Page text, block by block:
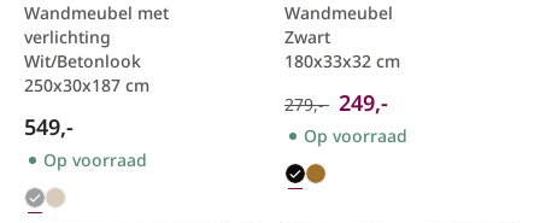
Wandmeubel met
verlichting
Wit/Betonlook
250x30x187 cm
549,-
Op voorraad
Wandmeubel
Zwart
180x33x32 cm
279,- 249,-
Op voorraad